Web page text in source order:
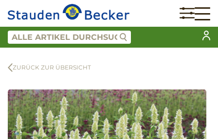
ZURÜCK ZUR ÜBERSICHT